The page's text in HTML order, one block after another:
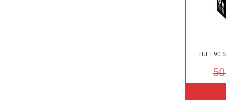
FUEL 90